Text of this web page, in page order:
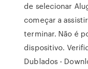
de selecionar
começar a
terminar. Não é
dispositivo.
Dublados -